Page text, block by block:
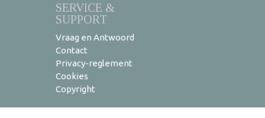
SERVICE &
SUPPORT
Vraag en Antwoord
Contact
Privacy-reglement
Cookies
Copyright